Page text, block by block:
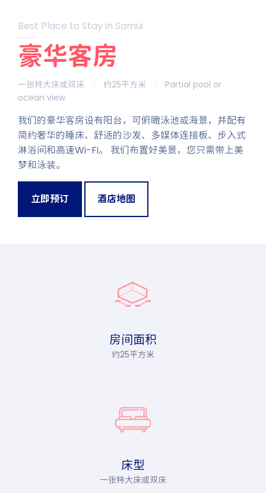
Best Place to Stay in Samui
豪华客房
一张特大床或双床 约25平方米
Partial pool or
ocean view
我们的豪华客房设有阳台，可俯瞰泳池或海景，并配有
简约奢华的睡床、舒适的沙发、多媒体连接板、步入式
淋浴间和高速Wi-Fi。 我们布置好美景，您只需带上美
梦和泳装。
立即预订 酒店地图
房间面积
约25平方米
床型
一张特大床或双床